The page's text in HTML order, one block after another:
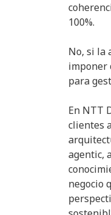
100%.
No, si la
imponer
para
En NTT
clientes
agentic,
negocio